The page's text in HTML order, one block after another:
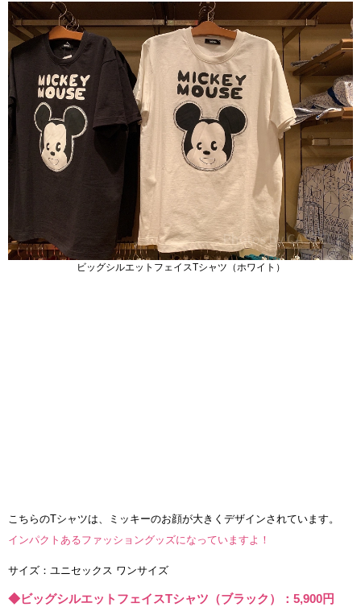
ビッグシルエットフェイスTシャツ（ホワイト）
こちらのTシャツは、ミッキーのお顔が大きくデザインされています。
インパクトあるファッショングッズになっていますよ！
サイズ：ユニセックス ワンサイズ
◆ビッグシルエットフェイスTシャツ（ブラック）：5,900円